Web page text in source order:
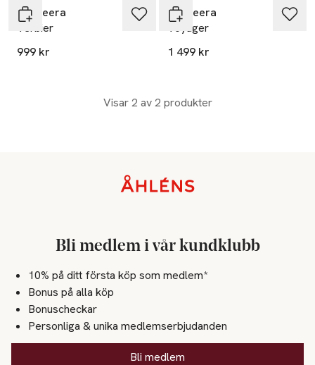
Bagheera
Verbier
999 kr
Bagheera
Voyager
1 499 kr
Visar 2 av 2 produkter
Bli medlem i vår kundklubb
10% på ditt första köp som medlem*
Bonus på alla köp
Bonuscheckar
Personliga & unika medlemserbjudanden
Bli medlem